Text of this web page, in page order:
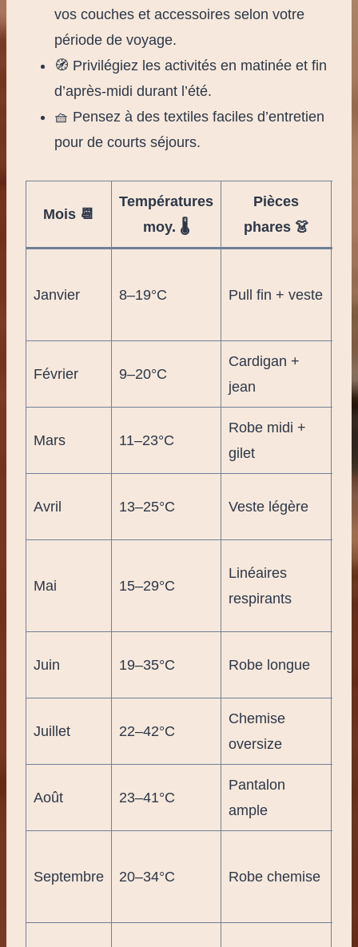
vos couches et accessoires selon votre
période de voyage.
🧭 Privilégiez les activités en matinée et fin
d’après-midi durant l’été.
🧺 Pensez à des textiles faciles d’entretien
pour de courts séjours.
Mois 📆
Températures
moy. 🌡️
Pièces
phares 👗
Janvier 8–19°C Pull fin + veste
Février 9–20°C
Cardigan +
jean
Mars 11–23°C
Robe midi +
gilet
Avril 13–25°C Veste légère
Mai 15–29°C
Linéaires
respirants
Juin 19–35°C Robe longue
Juillet 22–42°C
Chemise
oversize
Août 23–41°C
Pantalon
ample
Septembre 20–34°C Robe chemise